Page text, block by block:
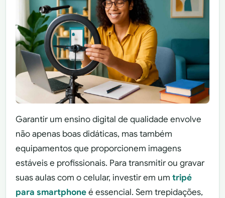
Garantir um ensino digital de qualidade envolve
não apenas boas didáticas, mas também
equipamentos que proporcionem imagens
estáveis e profissionais. Para transmitir ou gravar
suas aulas com o celular, investir em umtripé
para smartphoneé essencial. Sem trepidações,